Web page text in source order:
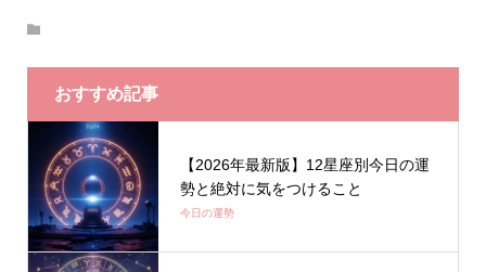
おすすめ記事
【2026年最新版】12星座別今日の運
勢と絶対に気をつけること
今日の運勢